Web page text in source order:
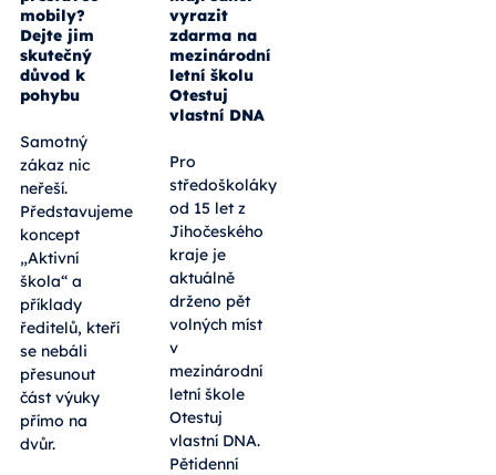
mobily?
Dejte jim
skutečný
důvod k
pohybu
Samotný
zákaz nic
neřeší.
Představujeme
koncept
„Aktivní
škola“ a
příklady
ředitelů, kteří
se nebáli
přesunout
část výuky
přímo na
dvůr.
vyrazit
zdarma na
mezinárodní
letní školu
Otestuj
vlastní DNA
Pro
středoškoláky
od 15 let z
Jihočeského
kraje je
aktuálně
drženo pět
volných míst
v
mezinárodní
letní škole
Otestuj
vlastní DNA.
Pětidenní